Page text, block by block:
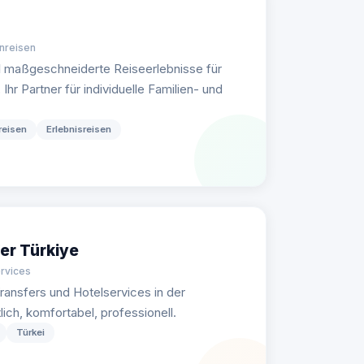
maßgeschneiderte Reiseerlebnisse für
Partner für individuelle Familien- und
Erlebnisreisen
Türkiye
und Hotelservices in der
komfortabel, professionell.
Türkei